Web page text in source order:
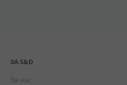
ЗА S&D
За нас